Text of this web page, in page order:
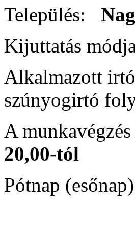
Település:
Alkalmazott
szúnyogirtó
A
20,00-tól
Pótnap